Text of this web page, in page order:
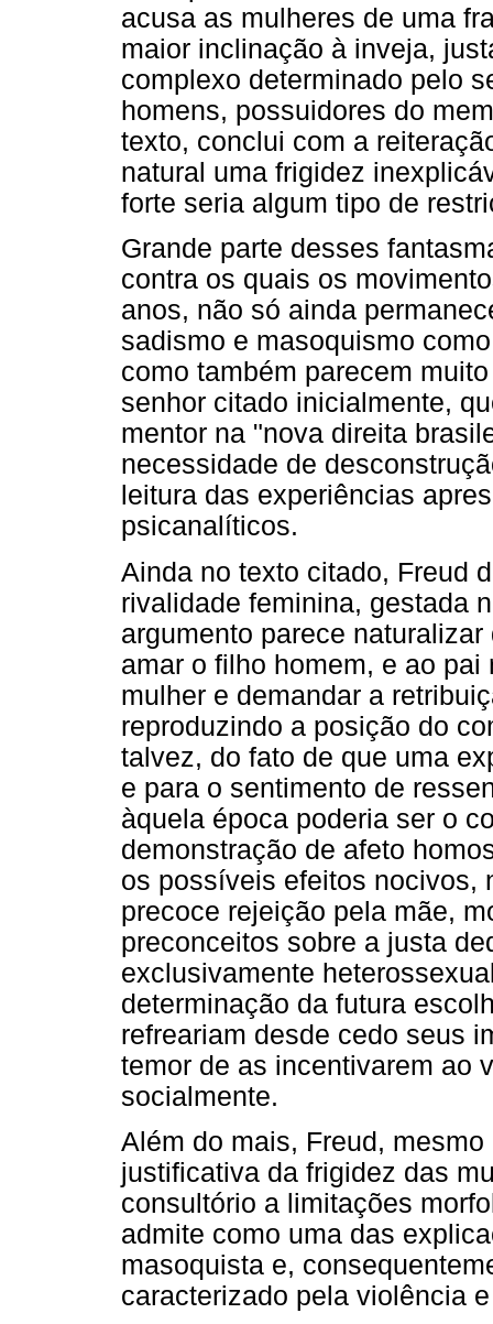
acusa as mulheres de uma
maior inclinação à inveja,
complexo determinado pelo
homens, possuidores do
texto, conclui com a
natural uma frigidez
forte seria algum tipo de
Grande parte desses
contra os quais os
anos, não só ainda
sadismo e masoquismo
como também parecem
senhor citado inicialmente,
mentor na "nova direita
necessidade de
leitura das experiências
psicanalíticos.
Ainda no texto citado, Freud
rivalidade feminina, gestada
argumento parece
amar o filho homem, e ao
mulher e demandar a
reproduzindo a posição do
talvez, do fato de que uma
e para o sentimento de
àquela época poderia ser o
demonstração de afeto
os possíveis efeitos nocivos,
precoce rejeição pela mãe,
preconceitos sobre a justa
exclusivamente
determinação da futura
refreariam desde cedo seus
temor de as incentivarem ao
socialmente.
Além do mais, Freud,
justificativa da frigidez das
consultório a limitações
admite como uma das
masoquista e,
caracterizado pela violência